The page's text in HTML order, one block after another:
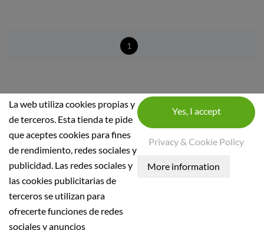
1
INFORMAÇÃO DA LOJA
INFORMAÇÃO
Condições Gerais
Política de segurança
Aviso Legal
La web utiliza cookies propias y
de terceros. Esta tienda te pide
que aceptes cookies para fines
de rendimiento, redes sociales y
publicidad. Las redes sociales y
las cookies publicitarias de
terceros se utilizan para
ofrecerte funciones de redes
sociales y anuncios
Privacy & Cookie Policy